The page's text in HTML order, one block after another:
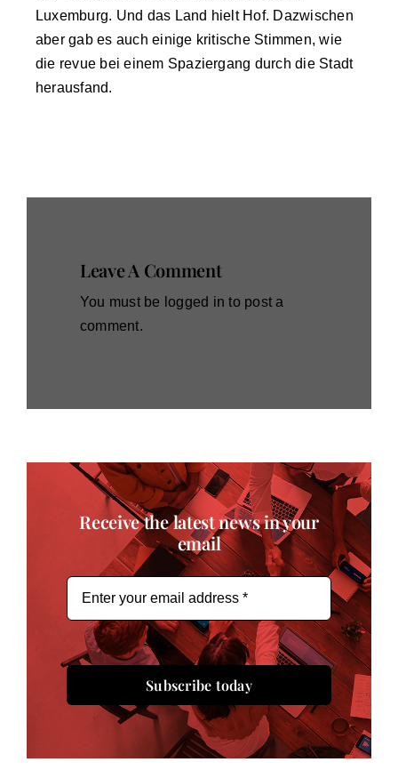
Luxemburg. Und das Land hielt Hof. Dazwischen
aber gab es auch einige kritische Stimmen, wie
die revue bei einem Spaziergang durch die Stadt
herausfand.
Leave A Comment
You must be logged in to post a
comment.
Receive the latest news in your
email
Subscribe today